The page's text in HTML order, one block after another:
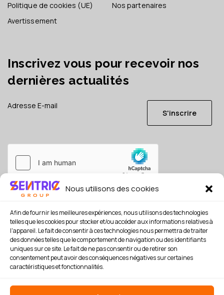
Nous utilisons des cookies
Afin de fournir les meilleures expériences, nous utilisons des technologies
telles que les cookies pour stocker et/ou accéder aux informations relatives à
l'appareil. Le fait de consentir à ces technologies nous permettra de traiter
des données telles que le comportement de navigation ou des identifiants
uniques sur ce site. Le fait de ne pas consentir ou de retirer son
consentement peut avoir des conséquences négatives sur certaines
caractéristiques et fonctionnalités.
Politique de cookies (UE)
Avertissement
Nos partenaires
Inscrivez vous pour recevoir nos
dernières actualités
S'inscrire
Je consens à ce que mes données soient conservées en
référence, conformément à la
politique de confidentialité
*